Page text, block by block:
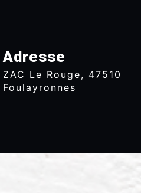
Adresse
ZAC Le Rouge, 47510
Foulayronnes